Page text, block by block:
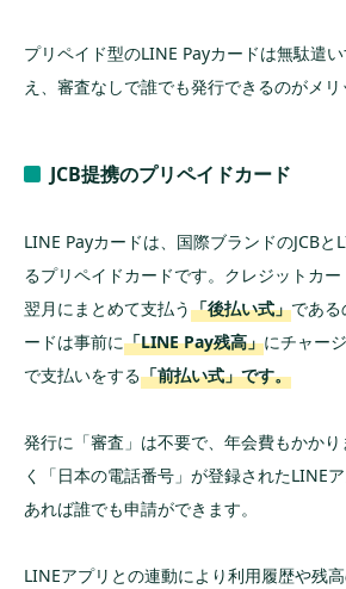
プリペイド型のLINE Payカードは無駄遣
え、審査なしで誰でも発行できるのがメリ
JCB提携のプリペイドカード
LINE Payカードは、国際ブランドのJCBと
るプリペイドカードです。クレジットカ
翌月にまとめて支払う「後払い式」である
ードは事前に「LINE Pay残高」にチャー
で支払いをする「前払い式」です。
発行に「審査」は不要で、年会費もかか
く「日本の電話番号」が登録されたLINE
あれば誰でも申請ができます。
LINEアプリとの連動により利用履歴や残